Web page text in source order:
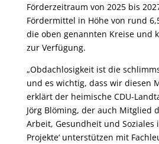
Förderzeitraum von 2025 bis
Fördermittel in Höhe von rund
die oben genannten Kreise und
zur Verfügung.
„Obdachlosigkeit ist die
und es wichtig, dass wir diesen
erklärt der heimische CDU-
Jörg Blöming, der auch Mitglied
Arbeit, Gesundheit und Soziales
Projekte‘ unterstützen mit